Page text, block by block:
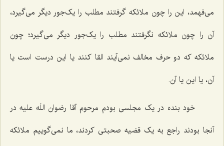
می‌فهمد، این را چون ملائکه گرفتند مطلب را یک‌جور دیگر می‌گیرد،
آن را چون ملائکه نگرفتند مطلب را یک‌جور دیگر می‌گیرد؛ چون
ملائکه که دو حرف مخالف نمی‌آیند القا کنند یا این درست است یا
آن، یا این یا آن.
خود بنده در یک مجلسی بودم مرحوم آقا رضوان اللَه علیه در
آنجا بودند راجع به یک قضیه صحبتی کردند، ما نمی‌گوییم ملائکه